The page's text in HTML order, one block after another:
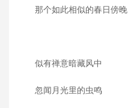
那个如此相似的春日傍晚
似有禅意暗藏风中
忽闻月光里的虫鸣